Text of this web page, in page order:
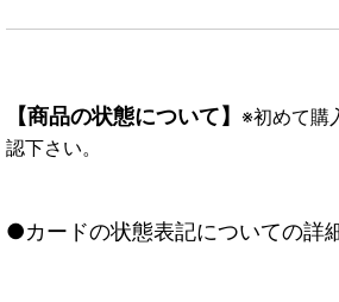
【商品の状態について】 ※初めて購
認下さい。
●カードの状態表記についての詳